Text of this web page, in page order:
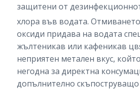
защитени от
хлора във водата.
оксиди придава на водата
жълтеникав или кафеникав
неприятен метален вкус,
негодна за директна
допълнително